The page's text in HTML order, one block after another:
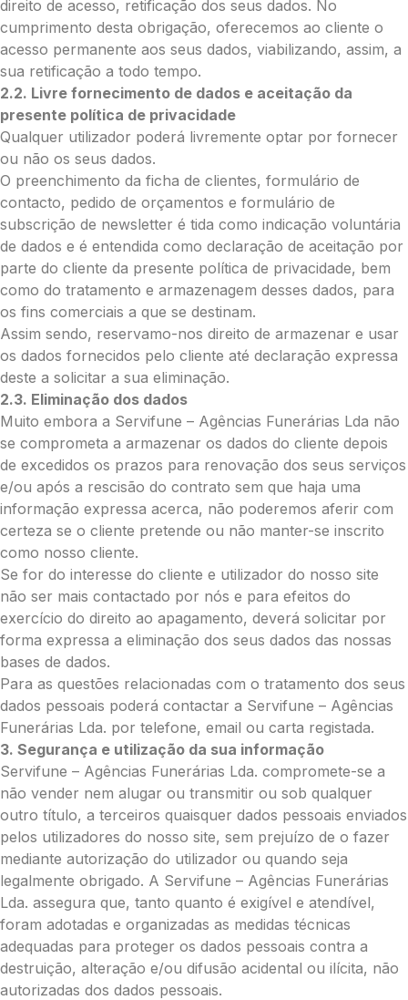
Enviar Flores (Paypal)
Envie Flores
Manuel Adelino Leal de Sousa
Neste formulário, a nossa equipa entrará
em contacto para encontrar a melhor
forma de pagamento.
O que deseja enviar?
Ramo de Flores
Palma
Cruz
Coração
Coroa
Ramo de Flores:
Opção 1 (€25)
Opção 2 (€30)
Opção 3 (€35)
Opção 4 (€40)
Opção 5 (€45)
Opção 6 (€50)
Opção 7 (€55)
Opção 8 (€55)
Opção 9 (€65)
Palma:
Pequena (€85)
Média (€100)
Grande (€115)
Cruz:
Pequena (€85)
Média (€100)
Grande (€115)
Coração:
Pequena (€85)
Média (€100)
Grande (€115)
Coroa:
Mini (€75)
Pequena (€85)
Média (€100)
Grande (€115)
O seu nome*
direito de acesso, retificação dos seus dados. No
cumprimento desta obrigação, oferecemos ao cliente o
acesso permanente aos seus dados, viabilizando, assim, a
sua retificação a todo tempo.
2.2. Livre fornecimento de dados e aceitação da
presente política de privacidade
Qualquer utilizador poderá livremente optar por fornecer
ou não os seus dados.
O preenchimento da ficha de clientes, formulário de
contacto, pedido de orçamentos e formulário de
subscrição de newsletter é tida como indicação voluntária
de dados e é entendida como declaração de aceitação por
parte do cliente da presente política de privacidade, bem
como do tratamento e armazenagem desses dados, para
os fins comerciais a que se destinam.
Assim sendo, reservamo-nos direito de armazenar e usar
os dados fornecidos pelo cliente até declaração expressa
deste a solicitar a sua eliminação.
2.3. Eliminação dos dados
Muito embora a Servifune – Agências Funerárias Lda não
se comprometa a armazenar os dados do cliente depois
de excedidos os prazos para renovação dos seus serviços
e/ou após a rescisão do contrato sem que haja uma
informação expressa acerca, não poderemos aferir com
certeza se o cliente pretende ou não manter-se inscrito
como nosso cliente.
Se for do interesse do cliente e utilizador do nosso site
não ser mais contactado por nós e para efeitos do
exercício do direito ao apagamento, deverá solicitar por
forma expressa a eliminação dos seus dados das nossas
bases de dados.
Para as questões relacionadas com o tratamento dos seus
dados pessoais poderá contactar a Servifune – Agências
Funerárias Lda. por telefone, email ou carta registada.
3. Segurança e utilização da sua informação
Servifune – Agências Funerárias Lda. compromete-se a
não vender nem alugar ou transmitir ou sob qualquer
outro título, a terceiros quaisquer dados pessoais enviados
pelos utilizadores do nosso site, sem prejuízo de o fazer
mediante autorização do utilizador ou quando seja
legalmente obrigado. A Servifune – Agências Funerárias
Lda. assegura que, tanto quanto é exigível e atendível,
foram adotadas e organizadas as medidas técnicas
adequadas para proteger os dados pessoais contra a
destruição, alteração e/ou difusão acidental ou ilícita, não
autorizadas dos dados pessoais.